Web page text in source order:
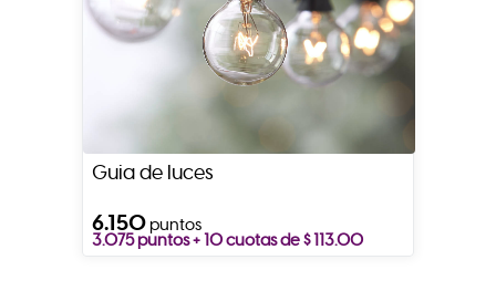
Guia de luces
6.150puntos
3.075 puntos + 10 cuotas de $ 113.00